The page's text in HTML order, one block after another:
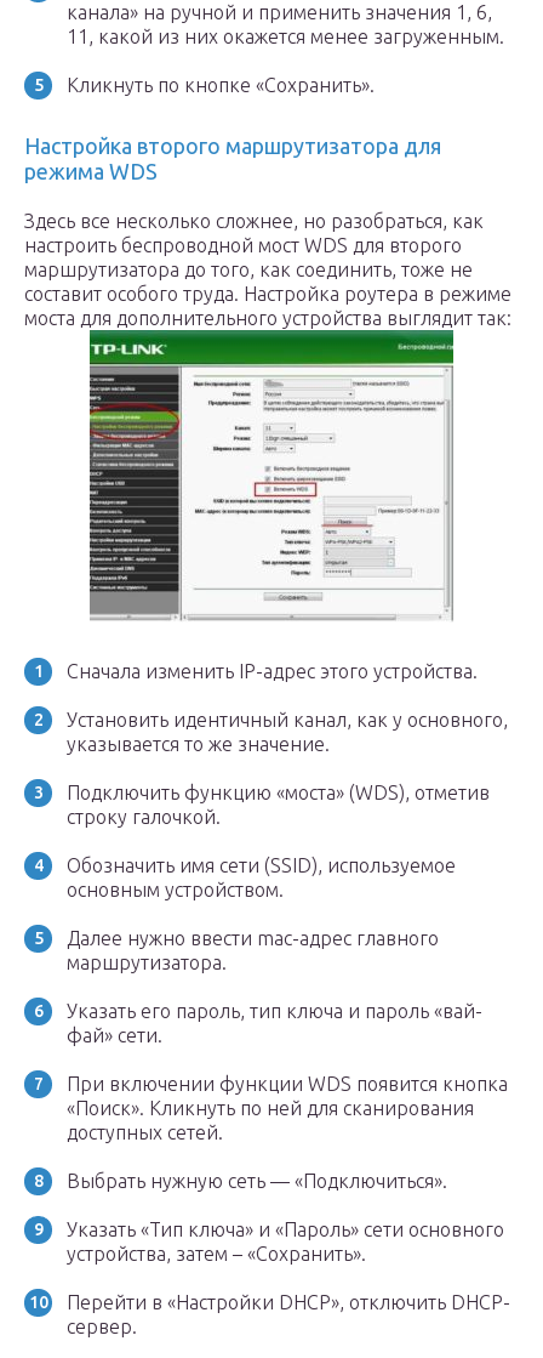
канала» на ручной и применить значения 1, 6,
11, какой из них окажется менее загруженным.
Кликнуть по кнопке «Сохранить».
Настройка второго маршрутизатора для
режима WDS
Здесь все несколько сложнее, но разобраться, как
настроить беспроводной мост WDS для второго
маршрутизатора до того, как соединить, тоже не
составит особого труда. Настройка роутера в режиме
моста для дополнительного устройства выглядит так:
Сначала изменить IP-адрес этого устройства.
Установить идентичный канал, как у основного,
указывается то же значение.
Подключить функцию «моста» (WDS), отметив
строку галочкой.
Обозначить имя сети (SSID), используемое
основным устройством.
Далее нужно ввести mac-адрес главного
маршрутизатора.
Указать его пароль, тип ключа и пароль «вай-
фай» сети.
При включении функции WDS появится кнопка
«Поиск». Кликнуть по ней для сканирования
доступных сетей.
Выбрать нужную сеть — «Подключиться».
Указать «Тип ключа» и «Пароль» сети основного
устройства, затем – «Сохранить».
Перейти в «Настройки DHCP», отключить DHCP-
сервер.